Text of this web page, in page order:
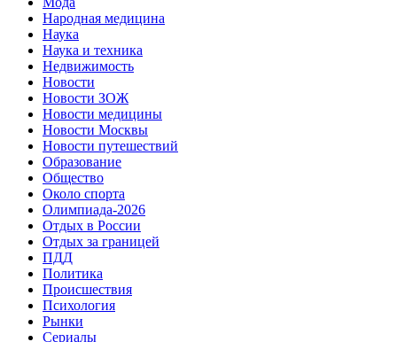
Народная медицина
Наука
Наука и техника
Недвижимость
Новости
Новости ЗОЖ
Новости медицины
Новости Москвы
Новости путешествий
Образование
Общество
Около спорта
Олимпиада-2026
Отдых в России
Отдых за границей
ПДД
Политика
Происшествия
Психология
Рынки
Сериалы